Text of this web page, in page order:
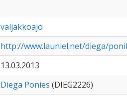
valjakkoajo
http://www.launiel.net/diega/
13.03.2013
Diega Ponies (DIEG2226)